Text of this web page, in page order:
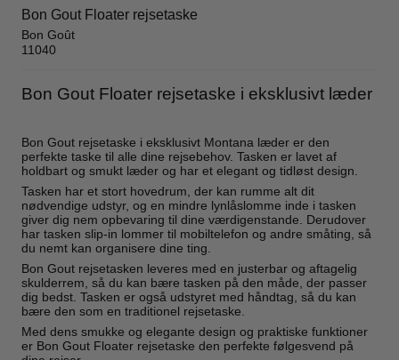
Bon Gout Floater rejsetaske
Bon Goût
11040
Bon Gout Floater rejsetaske i eksklusivt læder
Bon Gout rejsetaske i eksklusivt Montana læder er den
perfekte taske til alle dine rejsebehov. Tasken er lavet af
holdbart og smukt læder og har et elegant og tidløst design.
Tasken har et stort hovedrum, der kan rumme alt dit
nødvendige udstyr, og en mindre lynlåslomme inde i tasken
giver dig nem opbevaring til dine værdigenstande. Derudover
har tasken slip-in lommer til mobiltelefon og andre småting, så
du nemt kan organisere dine ting.
Bon Gout rejsetasken leveres med en justerbar og aftagelig
skulderrem, så du kan bære tasken på den måde, der passer
dig bedst. Tasken er også udstyret med håndtag, så du kan
bære den som en traditionel rejsetaske.
Med dens smukke og elegante design og praktiske funktioner
er Bon Gout Floater rejsetaske den perfekte følgesvend på